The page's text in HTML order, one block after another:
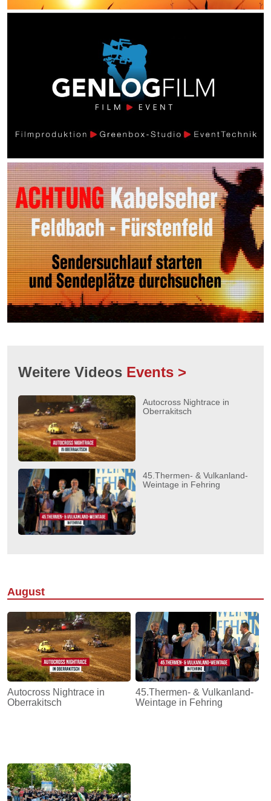
Weitere Videos Events >
Autocross Nightrace in
Oberrakitsch
45.Thermen- & Vulkanland-
Weintage in Fehring
August
Autocross Nightrace in
Oberrakitsch
45.Thermen- & Vulkanland-
Weintage in Fehring